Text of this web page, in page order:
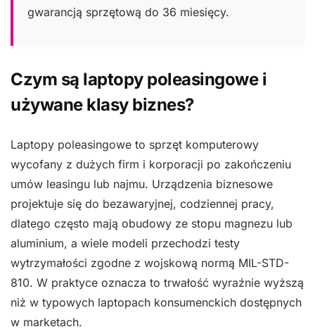
gwarancją sprzętową do 36 miesięcy.
Czym są laptopy poleasingowe i
używane klasy biznes?
Laptopy poleasingowe to sprzęt komputerowy
wycofany z dużych firm i korporacji po zakończeniu
umów leasingu lub najmu. Urządzenia biznesowe
projektuje się do bezawaryjnej, codziennej pracy,
dlatego często mają obudowy ze stopu magnezu lub
aluminium, a wiele modeli przechodzi testy
wytrzymałości zgodne z wojskową normą MIL-STD-
810. W praktyce oznacza to trwałość wyraźnie wyższą
niż w typowych laptopach konsumenckich dostępnych
w marketach.